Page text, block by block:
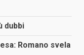
dubbi
Romano svela